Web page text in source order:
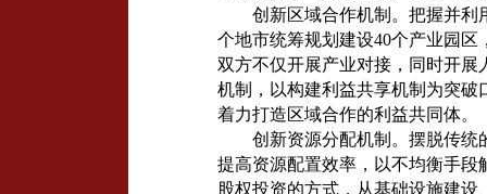
创新区域合作机制。把握并利
个地市统筹规划建设40个产业园
双方不仅开展产业对接，同时开
机制，以构建利益共享机制为突破
着力打造区域合作的利益共同体。
创新资源分配机制。摆脱传统
提高资源配置效率，以不均衡手
股权投资的方式，从基础设施建